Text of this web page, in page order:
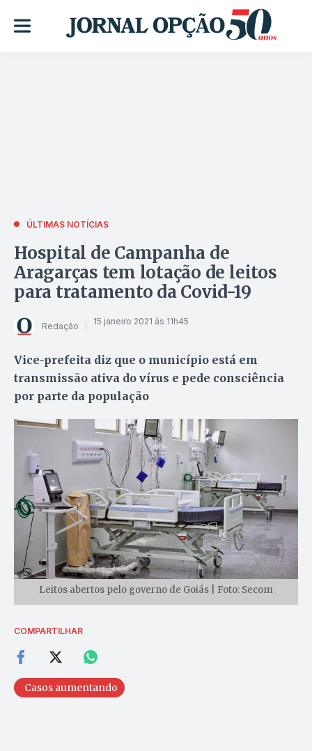
ÚLTIMAS NOTÍCIAS
Hospital de Campanha de
Aragarças tem lotação de leitos
para tratamento da Covid-19
Redação 15 janeiro 2021 às 11h45
Vice-prefeita diz que o município está em
transmissão ativa do vírus e pede consciência
por parte da população
Leitos abertos pelo governo de Goiás | Foto: Secom
COMPARTILHAR
Casos aumentando